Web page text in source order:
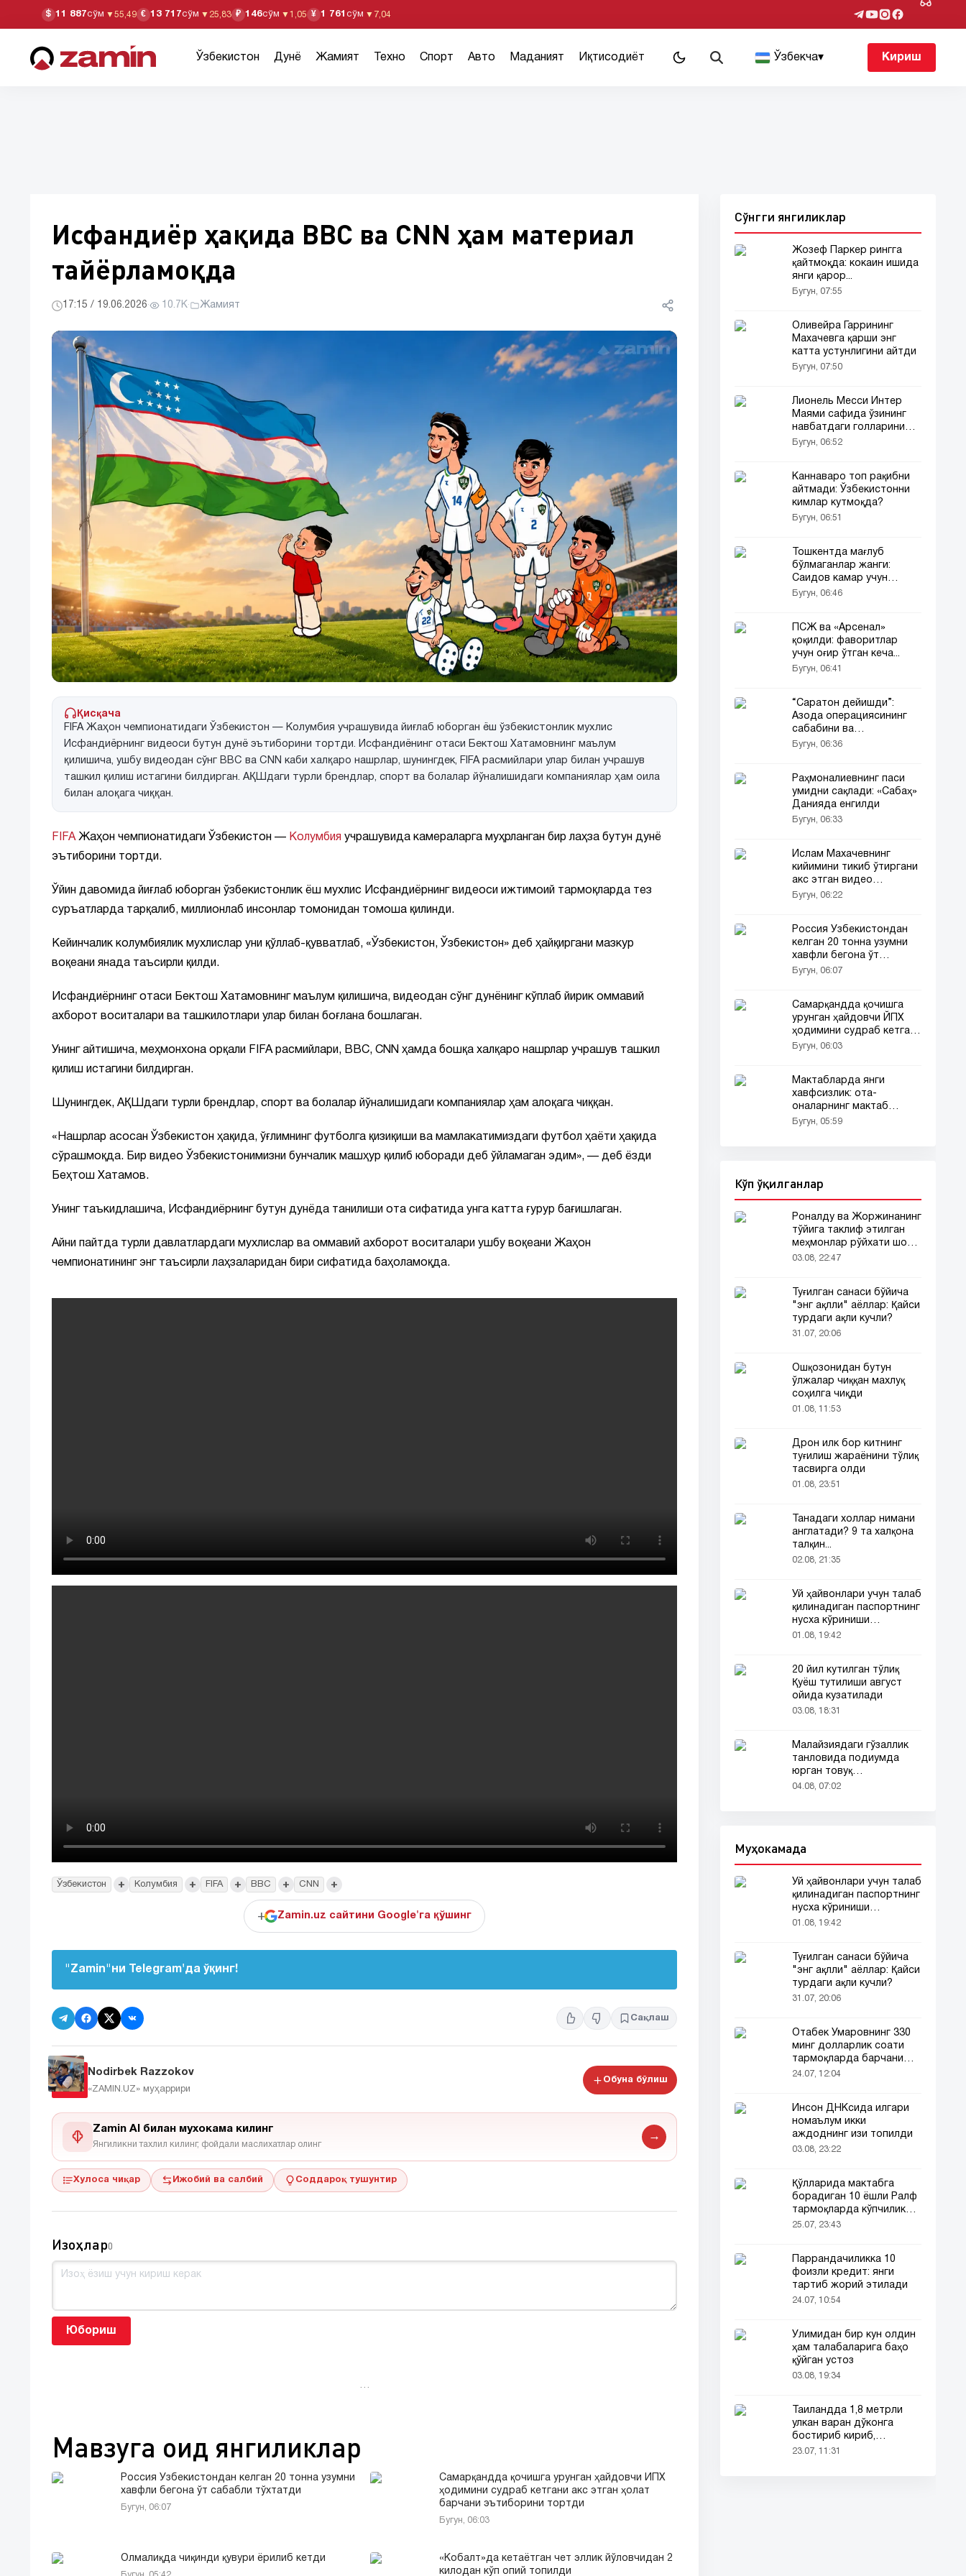
$ 11 887сўм ▼55,49 € 13 717сўм ▼ 25,83 ₽ 146сўм ▼1,05 ¥ 1 761 сўм ▼ 7,04
Ўзбекистон Дунё Жамият Техно Спорт Авто Маданият Иқтисодиёт Ўзбекча▾ Кириш
Исфандиёр ҳақида BBC ва CNN ҳам материал
тайёрламоқда
17:15 / 19.06.2026· 10.7K· Жамият
Қисқача
FIFA Жаҳон чемпионатидаги Ўзбекистон — Колумбия учрашувида йиғлаб юборган ёш ўзбекистонлик мухлис
Исфандиёрнинг видеоси бутун дунё эътиборини тортди. Исфандиёнинг отаси Бектош Хатамовнинг маълум
қилишича, ушбу видеодан сўнг BBC ва CNN каби халқаро нашрлар, шунингдек, FIFA расмийлари улар билан учрашув
ташкил қилиш истагини билдирган. АҚШдаги турли брендлар, спорт ва болалар йўналишидаги компаниялар ҳам оила
билан алоқага чиққан.
FIFAЖаҳон чемпионатидаги Ўзбекистон — Колумбия учрашувида камераларга муҳрланган бир лаҳза бутун дунё
эътиборини тортди.
Ўйин давомида йиғлаб юборган ўзбекистонлик ёш мухлис Исфандиёрнинг видеоси ижтимоий тармоқларда тез
суръатларда тарқалиб, миллионлаб инсонлар томонидан томоша қилинди.
Кейинчалик колумбиялик мухлислар уни қўллаб-қувватлаб, «Ўзбекистон, Ўзбекистон» деб ҳайқиргани мазкур
воқеани янада таъсирли қилди.
Исфандиёрнинг отаси Бектош Хатамовнинг маълум қилишича, видеодан сўнг дунёнинг кўплаб йирик оммавий
ахборот воситалари ва ташкилотлари улар билан боғлана бошлаган.
Унинг айтишича, меҳмонхона орқали FIFA расмийлари, BBC, CNN ҳамда бошқа халқаро нашрлар учрашув ташкил
қилиш истагини билдирган.
Шунингдек, АҚШдаги турли брендлар, спорт ва болалар йўналишидаги компаниялар ҳам алоқага чиққан.
«Нашрлар асосан Ўзбекистон ҳақида, ўғлимнинг футболга қизиқиши ва мамлакатимиздаги футбол ҳаёти ҳақида
сўрашмоқда. Бир видео Ўзбекистонимизни бунчалик машҳур қилиб юборади деб ўйламаган эдим», — деб ёзди
Беҳтош Хатамов.
Унинг таъкидлашича, Исфандиёрнинг бутун дунёда танилиши ота сифатида унга катта ғурур бағишлаган.
Айни пайтда турли давлатлардаги мухлислар ва оммавий ахборот воситалари ушбу воқеани Жаҳон
чемпионатининг энг таъсирли лаҳзаларидан бири сифатида баҳоламоқда.
Ўзбекистон + Колумбия + FIFA + BBC + CNN +
+ Zamin.uz сайтини Google'га қўшинг
"Zamin"ни Telegram'да ўқинг!
Сақлаш
Nodirbek Razzokov
«ZAMIN.UZ» муҳаррири
Обуна бўлиш
Zamin AI билан мухокама килинг
Янгиликни тахлил килинг, фойдали маслихатлар олинг
→
Хулоса чиқар Ижобий ва салбий Соддароқ тушунтир
Изоҳлар0
Юбориш
…
Мавзуга оид янгиликлар
Россия Ўзбекистондан келган 20 тонна узумни
хавфли бегона ўт сабабли тўхтатди
Бугун, 06:07
Самарқандда қочишга урунган ҳайдовчи ЙПХ
ҳодимини судраб кетгани акс этган ҳолат
барчани эътиборини тортди
Бугун, 06:03
Олмалиқда чиқинди қувури ёрилиб кетди
«Кобалт»да кетаётган чет эллик йўловчидан 2
килодан кўп опий топилди
Сўнгги янгиликлар
Жозеф Паркер рингга
қайтмоқда: кокаин ишида
янги қарор...
Бугун, 07:55
Оливейра Гаррининг
Махачевга қарши энг
катта устунлигини айтди
Бугун, 07:50
Лионель Месси Интер
Маями сафида ўзининг
навбатдаги голларини
урди
Бугун, 06:52
Каннаваро топ рақибни
айтмади: Ўзбекистонни
кимлар кутмоқда?
Бугун, 06:51
Тошкентда мағлуб
бўлмаганлар жанги:
Саидов камар учун
чиқади
Бугун, 06:46
ПСЖ ва «Арсенал»
қоқилди: фаворитлар
учун оғир ўтган кеча...
Бугун, 06:41
“Саратон дейишди”:
Азода операциясининг
сабабини ва
фарзандидан
берди
Бугун, 06:36
Раҳмоналиевнинг паси
умидни сақлади: «Сабаҳ»
Данияда енгилди
Бугун, 06:33
Ислам Махачевнинг
кийимини тикиб ўтиргани
акс этган видео
мухлисларини ҳайрон
Бугун, 06:22
Россия Ўзбекистондан
келган 20 тонна узумни
хавфли бегона ўт
сабабли тўхтатди
Бугун, 06:07
Самарқандда қочишга
урунган ҳайдовчи ЙПХ
ҳодимини судраб кетгани
акс этган ҳолат барчани
Бугун, 06:03
Мактабларда янги
хавфсизлик: ота-
оналарнинг мактаб
ҳудудига кириши
Бугун, 05:59
Кўп ўқилганлар
Роналду ва Жоржинанинг
тўйига таклиф этилган
меҳмонлар рўйхати шов-
шувда
03.08, 22:47
Туғилган санаси бўйича
"энг ақлли" аёллар: Қайси
турдаги ақли кучли?
31.07, 20:06
Ошқозонидан бутун
ўлжалар чиққан махлуқ
соҳилга чиқди
01.08, 11:53
Дрон илк бор китнинг
туғилиш жараёнини тўлиқ
тасвирга олди
01.08, 23:51
Танадаги холлар нимани
англатади? 9 та халқона
талқин...
02.08, 21:35
Уй ҳайвонлари учун талаб
қилинадиган паспортнинг
нусха кўриниши
тармоқларда тарқалди
01.08, 19:42
20 йил кутилган тўлиқ
Қуёш тутилиши август
ойида кузатилади
03.08, 18:31
Малайзиядаги гўзаллик
танловида подиумда
юрган товуқ
томошабинлар
04.08, 07:02
Муҳокамада
Уй ҳайвонлари учун талаб
қилинадиган паспортнинг
нусха кўриниши
тармоқларда тарқалди
01.08, 19:42
Туғилган санаси бўйича
"энг ақлли" аёллар: Қайси
турдаги ақли кучли?
31.07, 20:06
Отабек Умаровнинг 330
минг долларлик соати
тармоқларда барчани
эътиборини тортди!
24.07, 12:04
Инсон ДНКсида илгари
номаълум икки
аждоднинг изи топилди
03.08, 23:22
Қўлларида мактабга
борадиган 10 ёшли Ралф
тармоқларда кўпчиликни
таъсирлантирди
25.07, 23:43
Паррандачиликка 10
фоизли кредит: янги
тартиб жорий этилади
24.07, 10:54
Ўлимидан бир кун олдин
ҳам талабаларига баҳо
қўйган устоз
03.08, 19:34
Таиландда 1,8 метрли
улкан варан дўконга
бостириб кириб,
харидорларни қўрқитиб
23.07, 11:31